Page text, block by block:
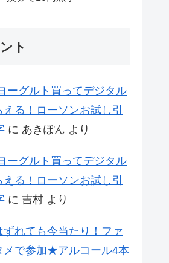
ト
ーグルト買ってデジタル
る！ローソンお試し引
に あきぽん より
ーグルト買ってデジタル
る！ローソンお試し引
に 吉村 より
ずれても今当たり！ファ
メで参加★アルコール4本